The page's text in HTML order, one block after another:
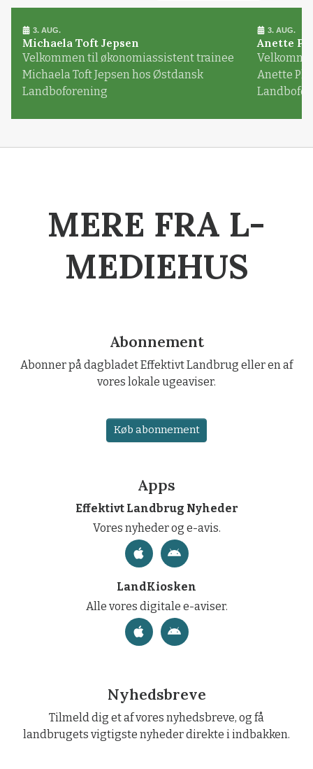
3. AUG.
Michaela Toft Jepsen
Velkommen til økonomiassistent trainee
Michaela Toft Jepsen hos Østdansk
Landboforening
3. AUG.
Anette
Anette
MERE FRA L-
MEDIEHUS
Abonnement
Abonner på dagbladet Effektivt Landbrug eller en af
vores lokale ugeaviser.
Køb abonnement
Apps
Effektivt Landbrug Nyheder
Vores nyheder og e-avis.
LandKiosken
Alle vores digitale e-aviser.
Nyhedsbreve
Tilmeld dig et af vores nyhedsbreve, og få
landbrugets vigtigste nyheder direkte i indbakken.